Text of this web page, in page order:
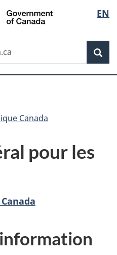
Passer
au
principal
Passer
à
Au
du
Passer
à
version
simplifiée
de
la
EN
Canada
pour les